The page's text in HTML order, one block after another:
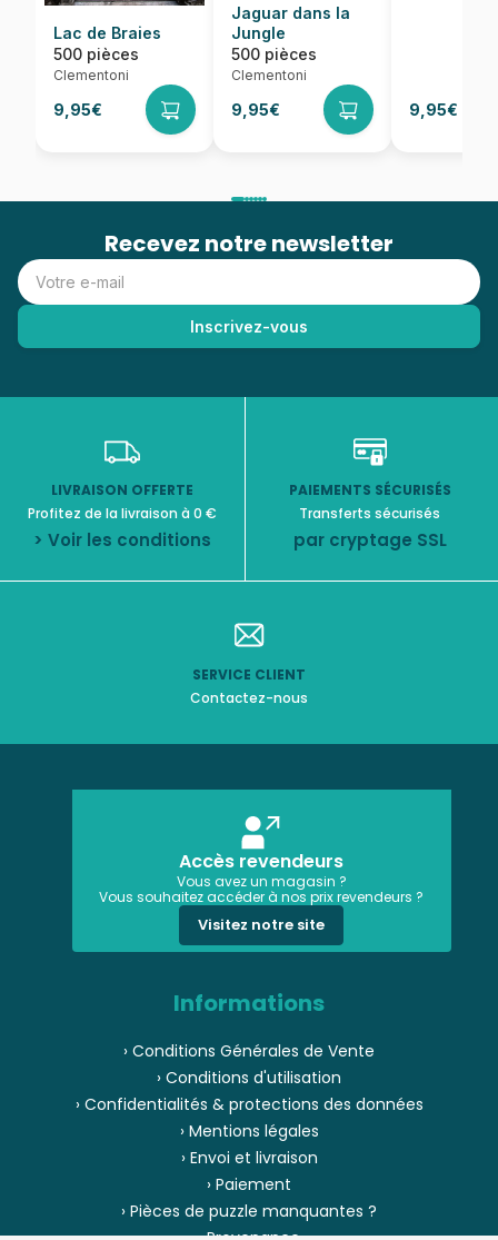
Lac de Braies
500 pièces
Clementoni
9,95€
Jaguar dans la
Jungle
500 pièces
Clementoni
9,95€ 9,95€
Recevez notre newsletter
LIVRAISON OFFERTE
Profitez de la livraison à 0 €
> Voir les conditions
PAIEMENTS SÉCURISÉS
Transferts sécurisés
par cryptage SSL
SERVICE CLIENT
Contactez-nous
Accès revendeurs
Vous avez un magasin ?
Vous souhaitez accéder à nos prix revendeurs ?
Visitez notre site
Informations
› Conditions Générales de Vente
› Conditions d'utilisation
› Confidentialités & protections des données
› Mentions légales
› Envoi et livraison
› Paiement
› Pièces de puzzle manquantes ?